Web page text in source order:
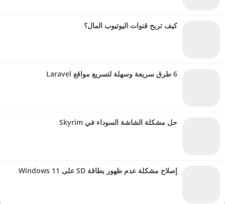
كيف تربح قنوات اليوتيوب المال؟
6 طرق سريعة وسهلة لتسريع مواقع Laravel
حل مشكلة الشاشة السوداء في Skyrim
إصلاح مشكلة عدم ظهور بطاقة SD على Windows 11